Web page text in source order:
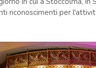
riconoscimenti per